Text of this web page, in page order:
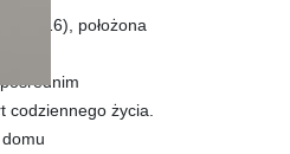
303/16), położona
codziennego życia.